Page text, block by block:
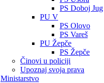
PS Doboj Jug
PU V
PS Olovo
PS Vareš
PU Žepče
PS Žepče
Činovi u policiji
Upoznaj svoja prava
Ministarstvo